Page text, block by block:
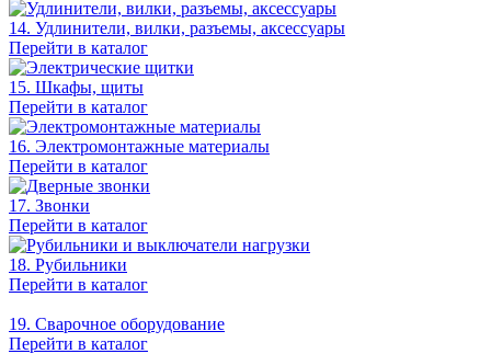
14. Удлинители, вилки, разъемы, аксессуары
Перейти в каталог
15. Шкафы, щиты
Перейти в каталог
16. Электромонтажные материалы
Перейти в каталог
17. Звонки
Перейти в каталог
18. Рубильники
Перейти в каталог
19. Сварочное оборудование
Перейти в каталог